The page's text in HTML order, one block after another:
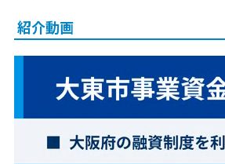
紹介動画